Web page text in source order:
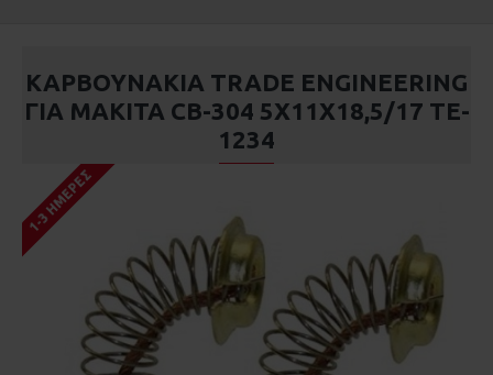
ΚΑΡΒΟΥΝΑΚΙΑ TRADE ENGINEERING
ΓΙΑ ΜΑΚΙΤΑ CB-304 5X11X18,5/17 TE-
1234
1-3 ΗΜΈΡΕΣ